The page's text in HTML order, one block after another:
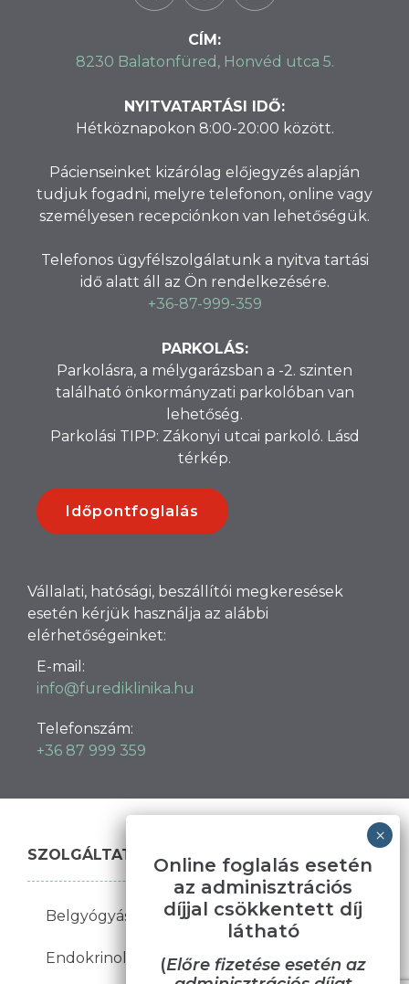
CÍM:
8230 Balatonfüred, Honvéd utca 5.
NYITVATARTÁSI IDŐ:
Hétköznapokon 8:00-20:00 között.
Pácienseinket kizárólag előjegyzés alapján
tudjuk fogadni, melyre telefonon, online vagy
személyesen recepciónkon van lehetőségük.
Telefonos ügyfélszolgálatunk a nyitva tartási
idő alatt áll az Ön rendelkezésére.
+36-87-999-359
PARKOLÁS:
Parkolásra, a mélygarázsban a -2. szinten
található önkormányzati parkolóban van
lehetőség.
Parkolási TIPP: Zákonyi utcai parkoló. Lásd
térkép.
Időpontfoglalás
Vállalati, hatósági, beszállítói megkeresések
esetén kérjük használja az alábbi
elérhetőségeinket:
E-mail:
info@furediklinika.hu
Telefonszám:
+36 87 999 359
SZOLGÁLTATÁSAINK
Belgyógyászat Bőrgyógyászat
Endokrinológia Fül-orr-gégészet
Online foglalás esetén
az adminisztrációs
díjjal csökkentett díj
látható
(Előre fizetése esetén az